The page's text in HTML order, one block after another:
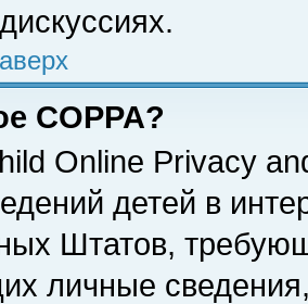
COPPA?
Online Privacy
детей в
Штатов,
личные